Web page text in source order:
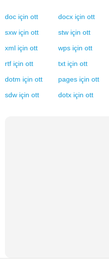
doc için ott docx için ott
sxw için ott stw için ott
xml için ott wps için ott
rtf için ott txt için ott
dotm için ott pages için ott
sdw için ott dotx için ott